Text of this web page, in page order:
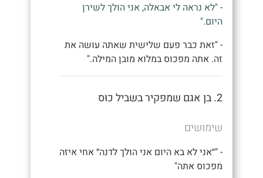
- "לא נראה לי אבאלה, אני הולך לשירן
היום."
- "זאת כבר פעם שלישית שאתה עושה את
זה. אתה מפכוס במלוא מובן המילה."
2. בן אגם שמפקיר בשביל כוּס
שימושים
- "״אני לא בא היום אני הולך לדנה״ אחי איזה
מפכוס אתה"